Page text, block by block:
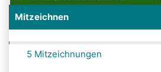
Mitzeichnen
5 Mitzeichnungen